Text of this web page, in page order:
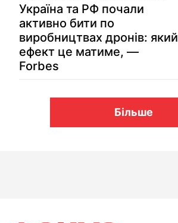
Україна та РФ почали
активно бити по
виробництвах дронів: який
ефект це матиме, —
Forbes
Більше